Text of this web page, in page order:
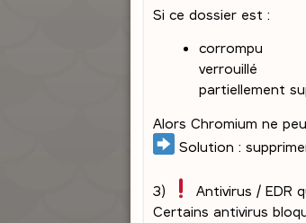
Si ce dossier est :
corrompu
verrouillé
partiellement
Alors Chromium ne
Solution :
3)
Antivirus / EDR
Certains antivirus